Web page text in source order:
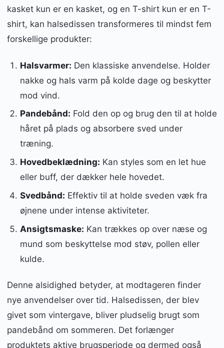
kasket kun er en kasket, og en T-shirt kun er en T-
shirt, kan halsedissen transformeres til mindst fem
forskellige produkter:
Halsvarmer: Den klassiske anvendelse. Holder
nakke og hals varm på kolde dage og beskytter
mod vind.
Pandebånd: Fold den op og brug den til at holde
håret på plads og absorbere sved under
træning.
Hovedbeklædning: Kan styles som en let hue
eller buff, der dækker hele hovedet.
Svedbånd: Effektiv til at holde sveden væk fra
øjnene under intense aktiviteter.
Ansigtsmaske: Kan trækkes op over næse og
mund som beskyttelse mod støv, pollen eller
kulde.
Denne alsidighed betyder, at modtageren finder
nye anvendelser over tid. Halsedissen, der blev
givet som vintergave, bliver pludselig brugt som
pandebånd om sommeren. Det forlænger
produktets aktive brugsperiode og dermed også